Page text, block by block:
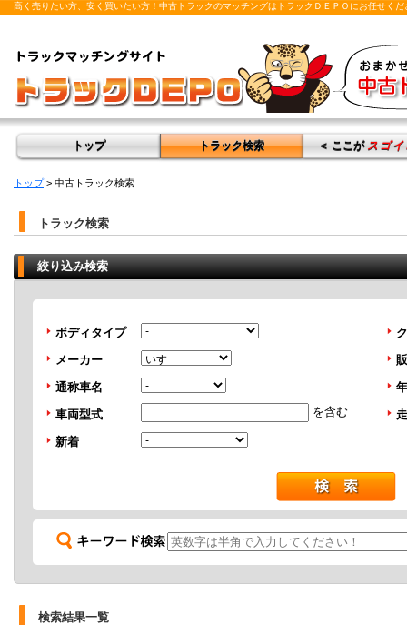
高く売りたい方、安く買いたい方！中古トラックのマッチングはトラックＤＥＰＯにお任せくだ
トップ トラック検索 ＜ ここが スゴ
トップ> 中古トラック検索
トラック検索
絞り込み検索
ボディタイプ
メーカー
通称車名
車両型式
を含む
新着
検索結果一覧